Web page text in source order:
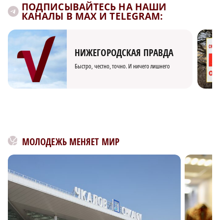
ПОДПИСЫВАЙТЕСЬ НА НАШИ
КАНАЛЫ В MAX И TELEGRAM:
НИЖЕГОРОДСКАЯ ПРАВДА
Быстро, честно, точно. И ничего лишнего
МОЛОДЕЖЬ МЕНЯЕТ МИР